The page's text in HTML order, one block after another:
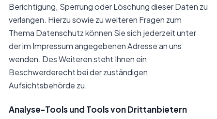
Berichtigung, Sperrung oder Löschung dieser Daten zu
verlangen. Hierzu sowie zu weiteren Fragen zum
Thema Datenschutz können Sie sich jederzeit unter
der im Impressum angegebenen Adresse an uns
wenden. Des Weiteren steht Ihnen ein
Beschwerderecht bei der zuständigen
Aufsichtsbehörde zu.
Analyse-Tools und Tools von Drittanbietern